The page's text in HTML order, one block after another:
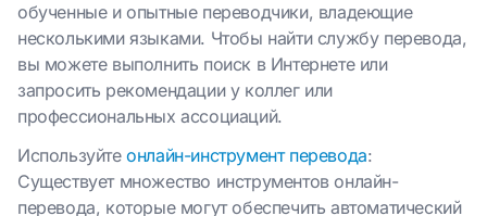
обученные и опытные переводчики, владеющие
несколькими языками. Чтобы найти службу перевода,
вы можете выполнить поиск в Интернете или
запросить рекомендации у коллег или
профессиональных ассоциаций.
Используйтеонлайн-инструмент перевода:
Существует множество инструментов онлайн-
перевода, которые могут обеспечить автоматический